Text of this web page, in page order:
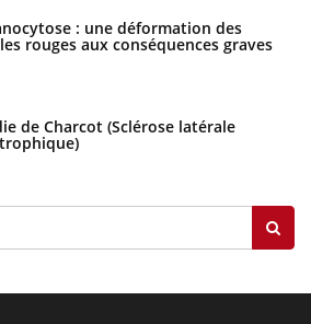
: une déformation des
rouges aux conséquences graves
de Charcot (Sclérose latérale